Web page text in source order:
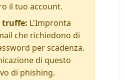
il tuo account.
truffe: L'Impronta
che richiedono di
per scadenza.
di questo
di phishing.